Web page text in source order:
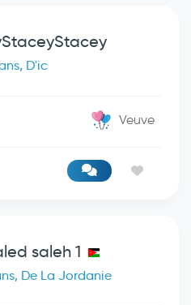
D'ic
Veuve
saleh 1
De La Jordanie